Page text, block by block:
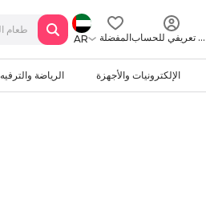
AR
المفضلة ملف تعريفي للحساب
الرياضة والترفيه الإلكترونيات والأجهزة